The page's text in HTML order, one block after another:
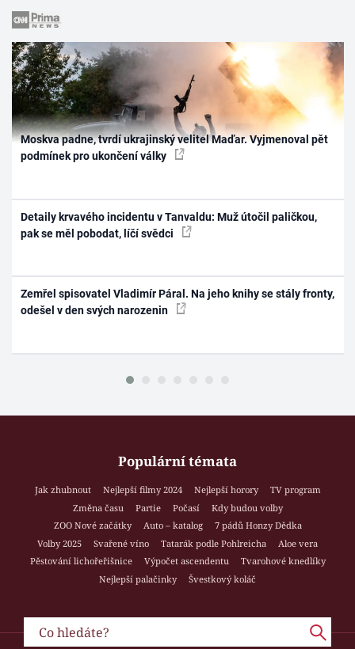
Moskva padne, tvrdí ukrajinský velitel Maďar. Vyjmenoval pět
podmínek pro ukončení války
Detaily krvavého incidentu v Tanvaldu: Muž útočil paličkou,
pak se měl pobodat, líčí svědci
Zemřel spisovatel Vladimír Páral. Na jeho knihy se stály fronty,
odešel v den svých narozenin
Populární témata
Jak zhubnout Nejlepší filmy 2024 Nejlepší horory
TV program
Změna času
Partie Počasí
Kdy budou volby
ZOO Nové začátky
Auto – katalog
7 pádů Honzy Dědka
Volby 2025
Svařené víno Tatarák podle Pohlreicha
Aloe vera
Pěstování lichořeřišnice
Výpočet ascendentu
Tvarohové knedlíky
Nejlepší palačinky
Švestkový koláč